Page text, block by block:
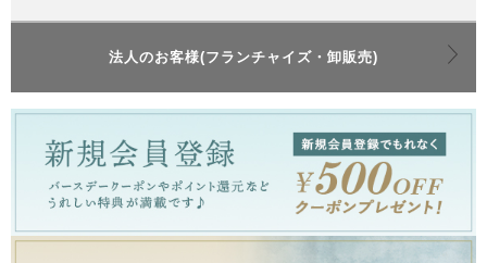
法人のお客様(フランチャイズ・卸販売)